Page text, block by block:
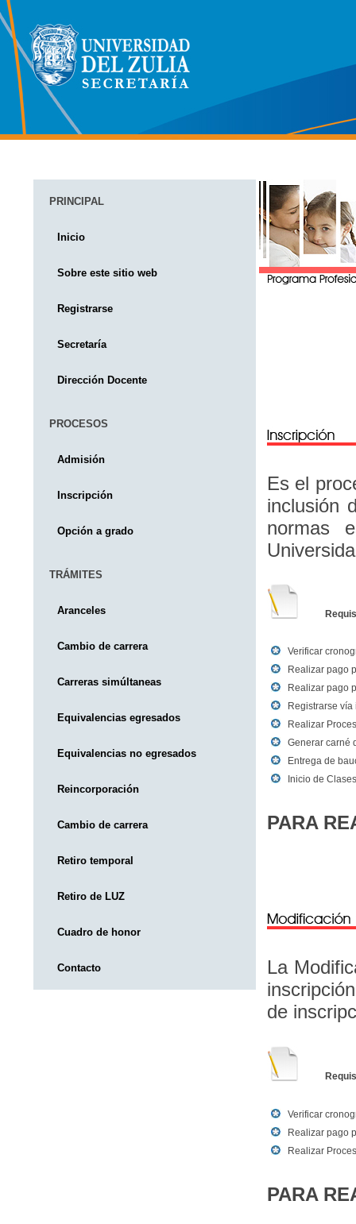
PRINCIPAL
Inicio
Sobre este sitio web
Registrarse
Secretaría
Dirección Docente
PROCESOS
Admisión
Inscripción
Opción a grado
TRÁMITES
Aranceles
Cambio de carrera
Carreras simúltaneas
Equivalencias egresados
Equivalencias no egresados
Reincorporación
Cambio de carrera
Retiro temporal
Retiro de LUZ
Cuadro de honor
Contacto
Es el
inclusión
normas
Verificar
Realizar pago
Realizar pago
Registrarse
Realizar
Generar carné
Entrega de
Inicio de
PARA
La
de
Verificar
Realizar pago
Realizar
PARA